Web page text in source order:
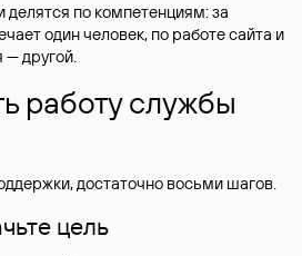
по компетенциям: за
один человек, по работе сайта и
— другой.
работу службы
достаточно восьми шагов.
цель